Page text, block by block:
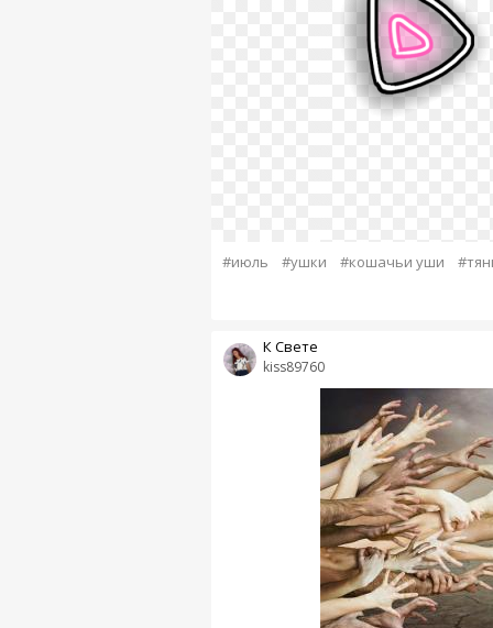
#июль #ушки #кошачьи уши
kiss89760
К Свете